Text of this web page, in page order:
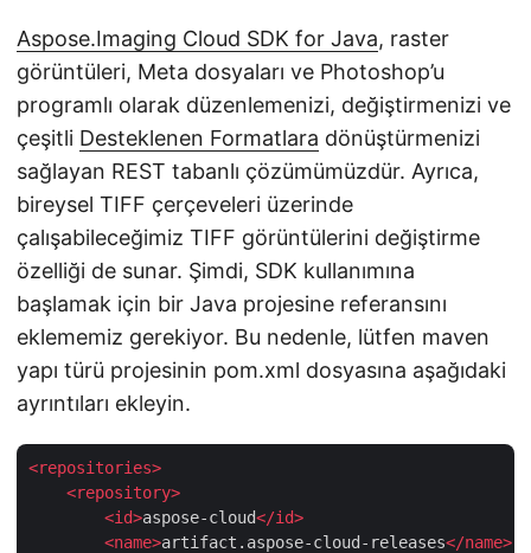
Aspose.Imaging Cloud SDK for Java, raster
görüntüleri, Meta dosyaları ve Photoshop’u
programlı olarak düzenlemenizi, değiştirmenizi ve
çeşitli Desteklenen Formatlara dönüştürmenizi
sağlayan REST tabanlı çözümümüzdür. Ayrıca,
bireysel TIFF çerçeveleri üzerinde
çalışabileceğimiz TIFF görüntülerini değiştirme
özelliği de sunar. Şimdi, SDK kullanımına
başlamak için bir Java projesine referansını
eklememiz gerekiyor. Bu nedenle, lütfen maven
yapı türü projesinin pom.xml dosyasına aşağıdaki
ayrıntıları ekleyin.
<repositories>
<repository>
<id>aspose-cloud</id>
<name>artifact.aspose-cloud-releases</name>